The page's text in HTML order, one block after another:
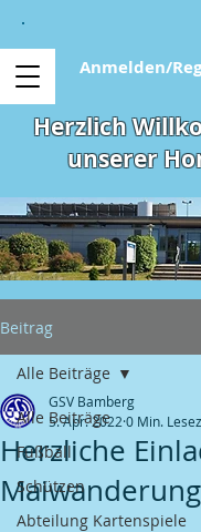
Anmelden/
Herzlich
unserer
Beitrag
Alle Beiträge
Fußball
Schützen
Abteilung Kartenspiele
Alle Beiträge
Herzliche
Maiwanderung
GSV Bamberg
5. Apr. 2022 0 Min.